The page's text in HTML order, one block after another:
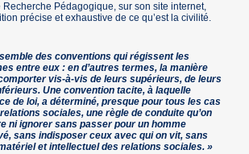
Recherche Pédagogique, sur son site internet,
précise et exhaustive de ce qu’est la civilité.
des conventions qui régissent les
entre eux : en d’autres termes, la manière
vis-à-vis de leurs supérieurs, de leurs
Une convention tacite, à laquelle
de loi, a déterminé, presque pour tous les cas
sociales, une règle de conduite qu’on
ni ignorer sans passer pour un homme
sans indisposer ceux avec qui on vit, sans
et intellectuel des relations sociales. »